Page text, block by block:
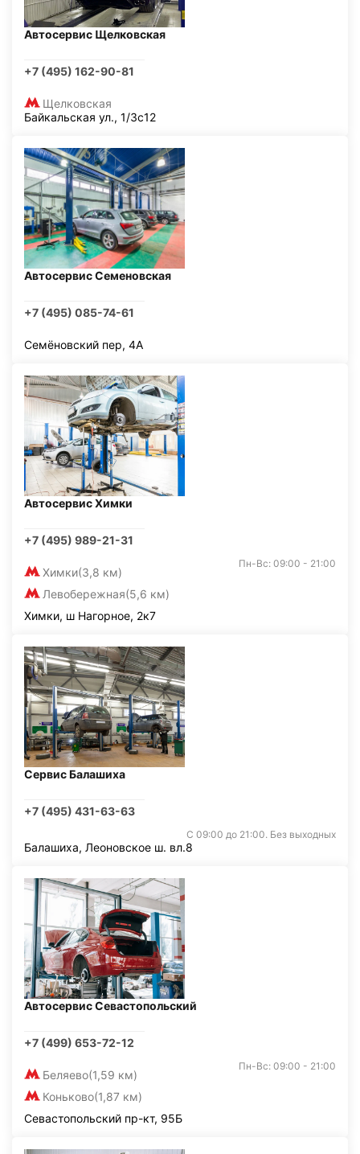
Автосервис Щелковская
+7 (495) 162-90-81
Щелковская
Байкальская ул., 1/3с12
Автосервис Семеновская
+7 (495) 085-74-61
Семёновский пер, 4А
Автосервис Химки
+7 (495) 989-21-31
Химки(3,8 км)
Левобережная(5,6 км)
Пн-Вс: 09:00 - 21:00
Химки, ш Нагорное, 2к7
Сервис Балашиха
+7 (495) 431-63-63
С 09:00 до 21:00. Без выходных
Балашиха, Леоновское ш. вл.8
Автосервис Севастопольский
+7 (499) 653-72-12
Беляево(1,59 км)
Коньково(1,87 км)
Пн-Вс: 09:00 - 21:00
Севастопольский пр-кт, 95Б